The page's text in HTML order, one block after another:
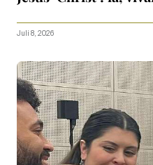
Juli 8, 2026